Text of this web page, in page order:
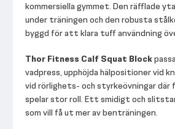
kommersiella gymmet. Den räfflade
under träningen och den robusta
byggd för att klara tuff användning
Thor Fitness Calf Squat Block
vadpress, upphöjda hälpositioner vid
vid rörlighets- och styrkeövningar
spelar stor roll. Ett smidigt och
som vill få ut mer av benträningen.